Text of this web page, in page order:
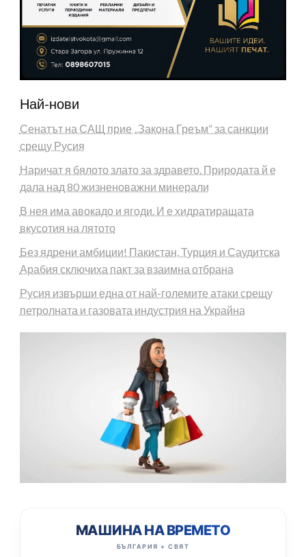
Най-нови
Сенатът на САЩ прие „Закона Греъм“ за санкции
срещу Русия
Наричат я бялото злато за здравето. Природата й е
дала над 80 жизненоважни минерали
В нея има авокадо и ягоди. И е хидратиращата
вкусотия на лятото
Без ядрени амбиции! Пакистан, Турция и Саудитска
Арабия сключиха пакт за взаимна отбрана
Русия извърши една от най-големите атаки срещу
петролната и газовата индустрия на Украйна
МАШИНА НА ВРЕМЕТО
БЪЛГАРИЯ + СВЯТ